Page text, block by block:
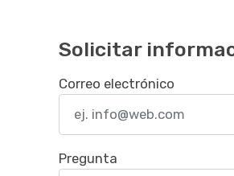
Solicitar
Correo electrónico
Pregunta